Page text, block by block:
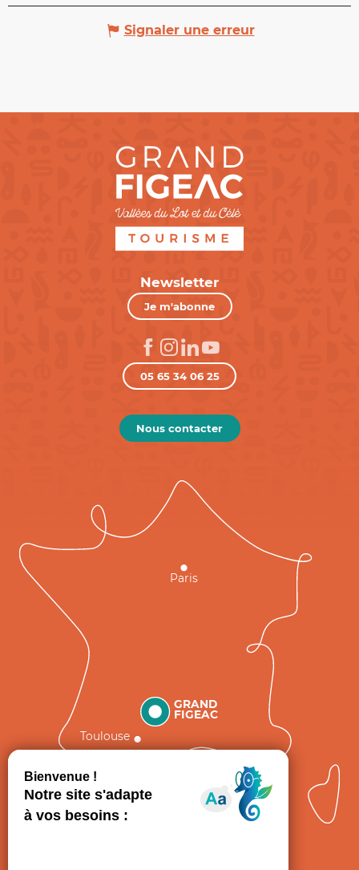
Signaler une erreur
Newsletter
Je m'abonne
05 65 34 06 25
Nous contacter
GRAND
FIGEAC
Toulouse
Paris